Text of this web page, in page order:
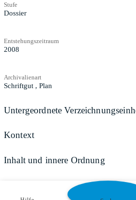
Stufe
Dossier
Entstehungszeitraum
2008
Archivalienart
Schriftgut , Plan
Untergeordnete
Kontext
Inhalt und innere Ordnung
Zugangs- und